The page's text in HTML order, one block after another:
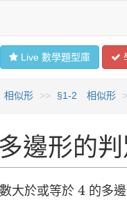
Live 數學題型庫
似形 §1-2 相似形
邊形的判
大於或等於 4
4 的多邊